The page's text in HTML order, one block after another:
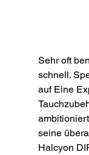
Sehr oft
schnell.
auf Eine
seine
Halcyon